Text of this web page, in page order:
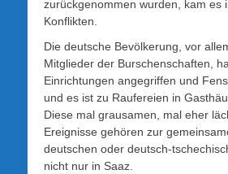
zurückgenommen wurden, kam es
Konflikten.
Die deutsche Bevölkerung, vor
Mitglieder der Burschenschaften,
Einrichtungen angegriffen und
und es ist zu Raufereien in
Diese mal grausamen, mal eher
Ereignisse gehören zur
deutschen oder deutsch-
nicht nur in Saaz.